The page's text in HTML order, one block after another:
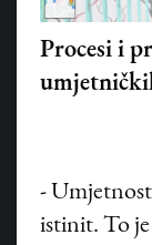
Procesi i
-
istinit. To je